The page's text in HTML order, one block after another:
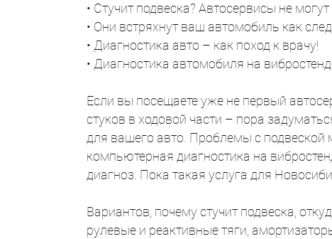
• Стучит подвеска? Автосервисы не
• Они встряхнут ваш автомобиль как
• Диагностика авто – как поход к врачу!
• Диагностика автомобиля на
Если вы посещаете уже не первый
стуков в ходовой части – пора
для вашего авто. Проблемы с
компьютерная диагностика на
диагноз. Пока такая услуга для
Вариантов, почему стучит подвеска,
рулевые и реактивные тяги,